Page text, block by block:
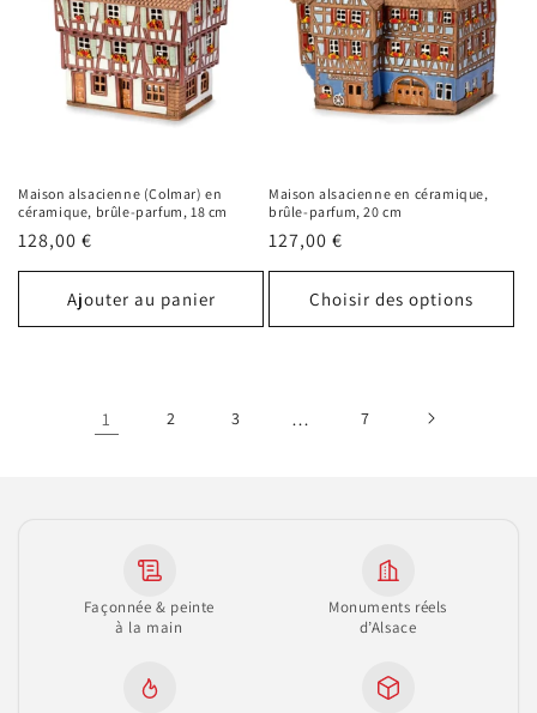
Maison alsacienne (Colmar) en
céramique, brûle-parfum, 18 cm
Prix
habituel
128,00 €
Ajouter au panier
Maison alsacienne en céramique,
brûle-parfum, 20 cm
Prix
habituel
127,00 €
Choisir des options
1 2 3 … 7
Façonnée & peinte
à la main
Monuments réels
d’Alsace